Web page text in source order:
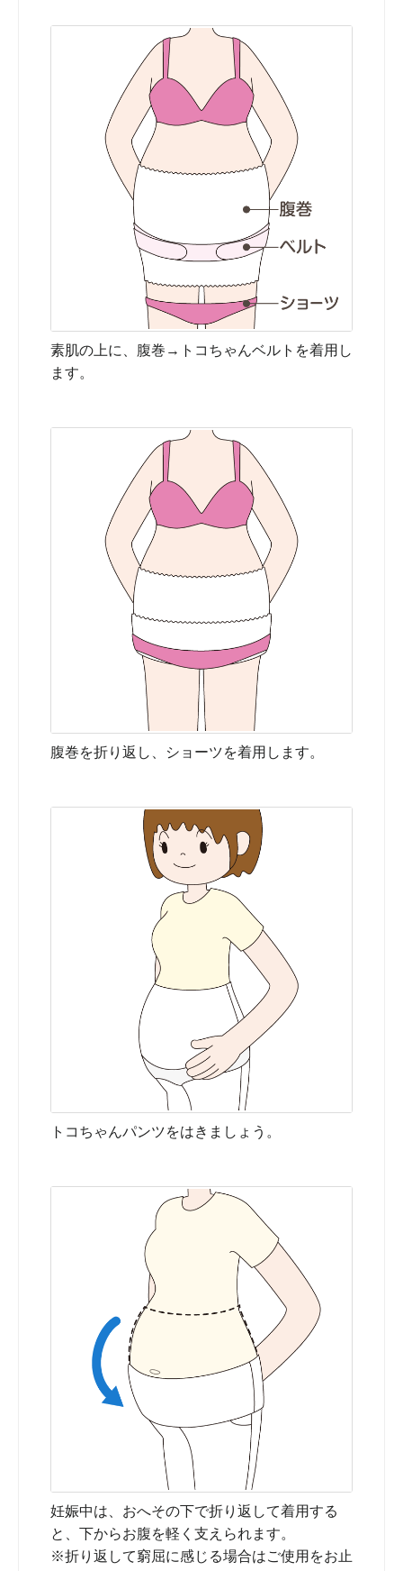
素肌の上に、腹巻→トコちゃんベルトを着用し
ます。
腹巻を折り返し、ショーツを着用します。
トコちゃんパンツをはきましょう。
妊娠中は、おへその下で折り返して着用する
と、下からお腹を軽く支えられます。
※折り返して窮屈に感じる場合はご使用をお止